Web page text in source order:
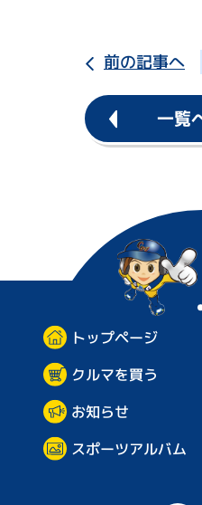
前の記事へ
一覧
トップページ
クルマを買う
お知らせ
スポーツアルバム